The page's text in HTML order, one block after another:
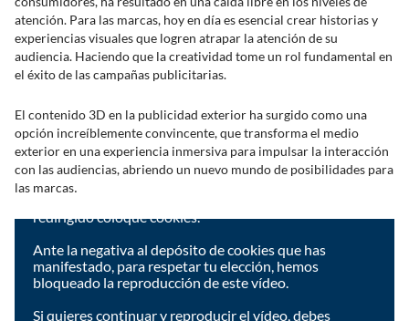
atención. Para las marcas, hoy en día es esencial crear historias y
experiencias visuales que logren atrapar la atención de su
audiencia. Haciendo que la creatividad tome un rol fundamental en
el éxito de las campañas publicitarias.
El contenido 3D en la publicidad exterior ha surgido como una
opción increíblemente convincente, que transforma el medio
exterior en una experiencia inmersiva para impulsar la interacción
con las audiencias, abriendo un nuevo mundo de posibilidades para
las marcas.
Reproducir este video puede resultar en que el
redirigido coloque cookies.
Ante la negativa al depósito de cookies que has
manifestado, para respetar tu elección, hemos
bloqueado la reproducción de este vídeo.
Si quieres continuar y reproducir el vídeo, debes